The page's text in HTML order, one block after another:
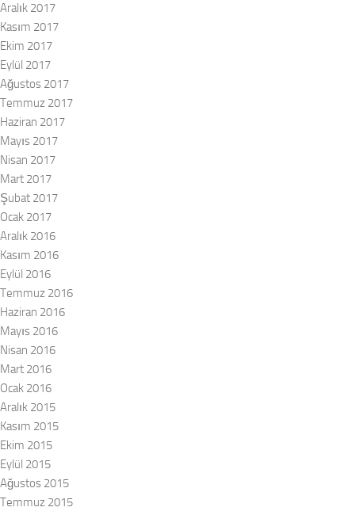
Aralık 2017
Kasım 2017
Ekim 2017
Eylül 2017
Ağustos 2017
Temmuz 2017
Haziran 2017
Mayıs 2017
Nisan 2017
Mart 2017
Şubat 2017
Ocak 2017
Aralık 2016
Kasım 2016
Eylül 2016
Temmuz 2016
Haziran 2016
Mayıs 2016
Nisan 2016
Mart 2016
Ocak 2016
Aralık 2015
Kasım 2015
Ekim 2015
Eylül 2015
Ağustos 2015
Temmuz 2015